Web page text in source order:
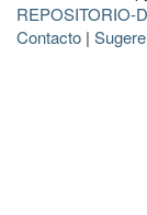
REPOSITORIO-
Contacto |